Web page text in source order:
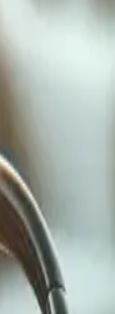
bestehenden Systemen